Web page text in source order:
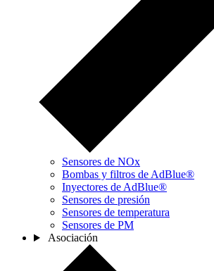
Sensores de NOx
Bombas y filtros de AdBlue®
Inyectores de AdBlue®
Sensores de presión
Sensores de temperatura
Sensores de PM
Asociación